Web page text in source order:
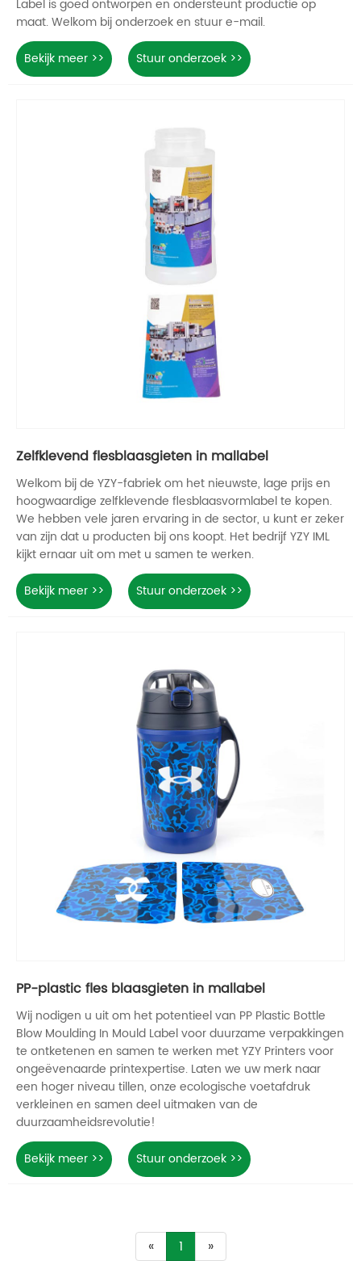
Label is goed ontworpen en ondersteunt productie op
maat. Welkom bij onderzoek en stuur e-mail.
Bekijk meer >>
Stuur onderzoek >>
Zelfklevend flesblaasgieten in mallabel
Welkom bij de YZY-fabriek om het nieuwste, lage prijs en
hoogwaardige zelfklevende flesblaasvormlabel te kopen.
We hebben vele jaren ervaring in de sector, u kunt er zeker
van zijn dat u producten bij ons koopt. Het bedrijf YZY IML
kijkt ernaar uit om met u samen te werken.
Bekijk meer >>
Stuur onderzoek >>
PP-plastic fles blaasgieten in mallabel
Wij nodigen u uit om het potentieel van PP Plastic Bottle
Blow Moulding In Mould Label voor duurzame verpakkingen
te ontketenen en samen te werken met YZY Printers voor
ongeëvenaarde printexpertise. Laten we uw merk naar
een hoger niveau tillen, onze ecologische voetafdruk
verkleinen en samen deel uitmaken van de
duurzaamheidsrevolutie!
Bekijk meer >>
Stuur onderzoek >>
« 1 »